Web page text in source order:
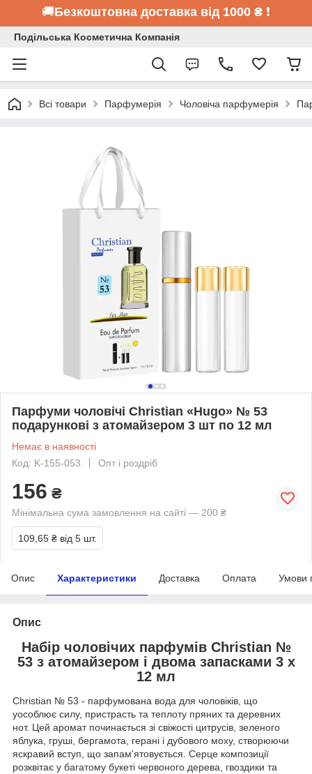
🚚Безкоштовна доставка від 1000 ₴ ❗
Подільська Косметична Компанія
Всі товари Парфумерія Чоловіча парфумерія
Парфуми чоловічі Christian «Hugo» № 53
подарункові з атомайзером 3 шт по 12 мл
Немає в наявності
Код: K-155-053
Опт і роздріб
156 ₴
Мінімальна сума замовлення на сайті — 200 ₴
109,65 ₴ від 5 шт.
Опис Характеристики Доставка Оплата Умови
Опис
Набір чоловічих парфумів Christian №
53 з атомайзером і двома запасками 3 х
12 мл
Christian № 53 - парфумована вода для чоловіків, що
уособлює силу, пристрасть та теплоту пряних та деревних
нот. Цей аромат починається зі свіжості цитрусів, зеленого
яблука, груші, бергамота, герані і дубового моху, створюючи
яскравий вступ, що запам'ятовується. Серце композиції
розквітає у багатому букеті червоного дерева, гвоздики та